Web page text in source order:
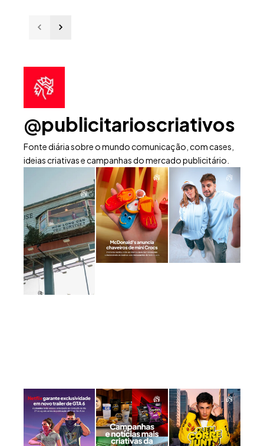
@publicitarioscriativos
Fonte diária sobre o mundo comunicação, com cases,
ideias criativas e campanhas do mercado publicitário.